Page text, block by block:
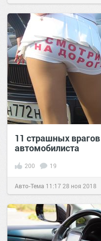
11 страшных врагов
автомобилиста
200 19
Авто-Тема 11:17 28 ноя 2018